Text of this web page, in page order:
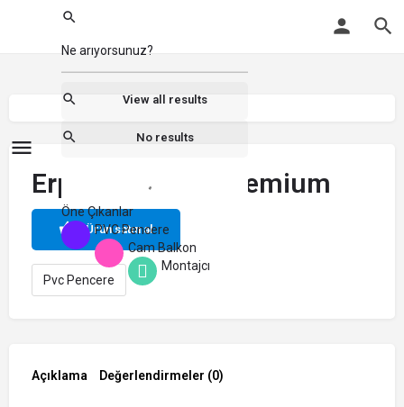
View all results
No results
Öne Çıkanlar
PVC Pencere
Cam Balkon
Montajcı
Erpen – 82mm Premium
Ürün satın al
Pvc Pencere
Açıklama Değerlendirmeler (0)